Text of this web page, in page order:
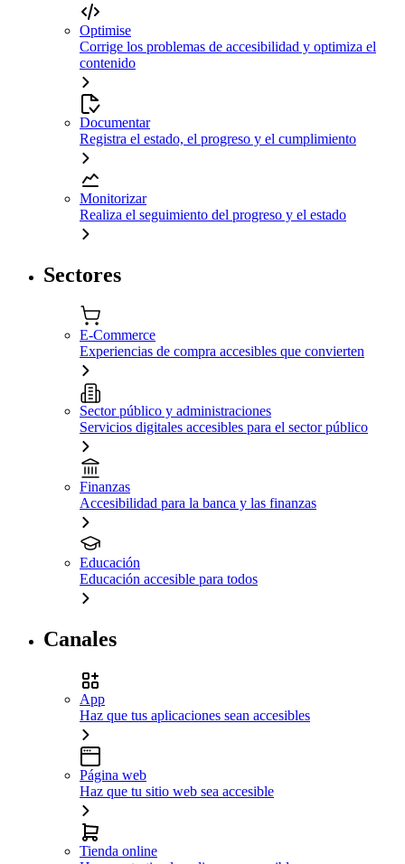
Optimise
Corrige los problemas de accesibilidad y optimiza el
contenido
Documentar
Registra el estado, el progreso y el cumplimiento
Monitorizar
Realiza el seguimiento del progreso y el estado
Sectores
E-Commerce
Experiencias de compra accesibles que convierten
Sector público y administraciones
Servicios digitales accesibles para el sector público
Finanzas
Accesibilidad para la banca y las finanzas
Educación
Educación accesible para todos
Canales
App
Haz que tus aplicaciones sean accesibles
Página web
Haz que tu sitio web sea accesible
Tienda online